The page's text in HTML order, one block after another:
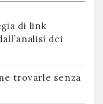
di link
dei
trovarle senza